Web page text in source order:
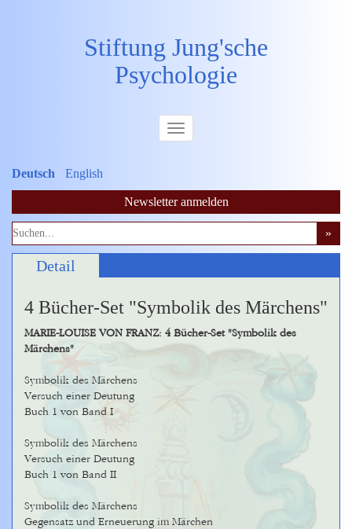
Stiftung Jung'sche
Psychologie
Deutsch English
Newsletter anmelden
Detail
4 Bücher-Set "Symbolik des Märchens"
MARIE-LOUISE VON FRANZ: 4 Bücher-Set "Symbolik des
Märchens"
Symbolik des Märchens
Versuch einer Deutung
Buch 1 von Band I
Symbolik des Märchens
Versuch einer Deutung
Buch 1 von Band II
Symbolik des Märchens
Gegensatz und Erneuerung im Märchen